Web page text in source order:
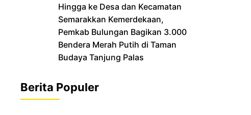
Hingga ke Desa dan Kecamatan
Semarakkan Kemerdekaan,
Pemkab Bulungan Bagikan 3.000
Bendera Merah Putih di Taman
Budaya Tanjung Palas
Berita Populer